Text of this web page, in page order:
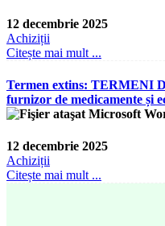
12 decembrie 2025
Achiziții
Citește mai mult ...
Termen extins: TERMENI
furnizor de medicamente și
12 decembrie 2025
Achiziții
Citește mai mult ...